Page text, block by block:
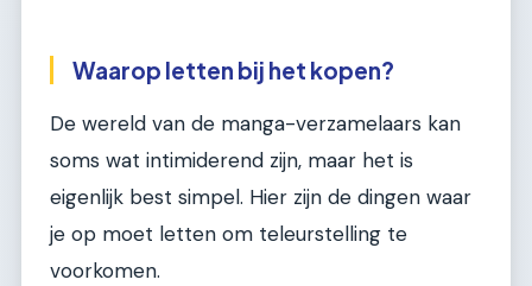
Waarop letten bij het kopen?
De wereld van de manga-verzamelaars kan
soms wat intimiderend zijn, maar het is
eigenlijk best simpel. Hier zijn de dingen waar
je op moet letten om teleurstelling te
voorkomen.